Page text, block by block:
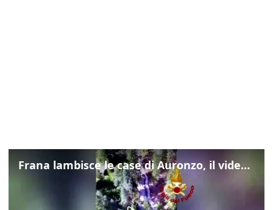
Frana lambisce le case di Auronzo, il video dall'elicottero dei vigili del fuoco